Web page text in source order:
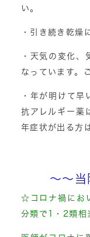
い。
・引き続き乾燥
・天気の変化、
なっています。
・年が明けて早
抗アレルギー薬
年症状が出る方
～～
☆コロナ禍にお
分類で1・2類相